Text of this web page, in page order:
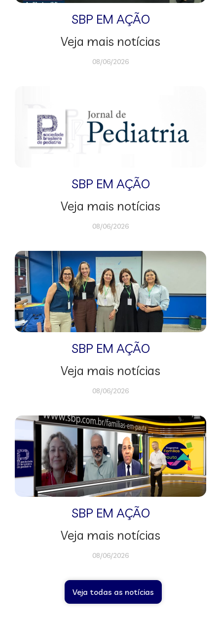
SBP EM AÇÃO
Veja mais notícias
08/06/2026
SBP EM AÇÃO
Veja mais notícias
08/06/2026
SBP EM AÇÃO
Veja mais notícias
08/06/2026
SBP EM AÇÃO
Veja mais notícias
08/06/2026
Veja todas as notícias